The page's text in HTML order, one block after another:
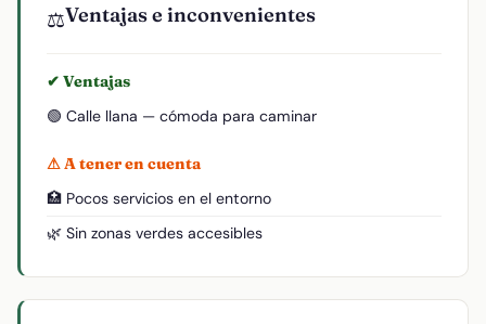
⚖️Ventajas e inconvenientes
✔ Ventajas
🟢 Calle llana — cómoda para caminar
⚠ A tener en cuenta
🏥 Pocos servicios en el entorno
🌿 Sin zonas verdes accesibles